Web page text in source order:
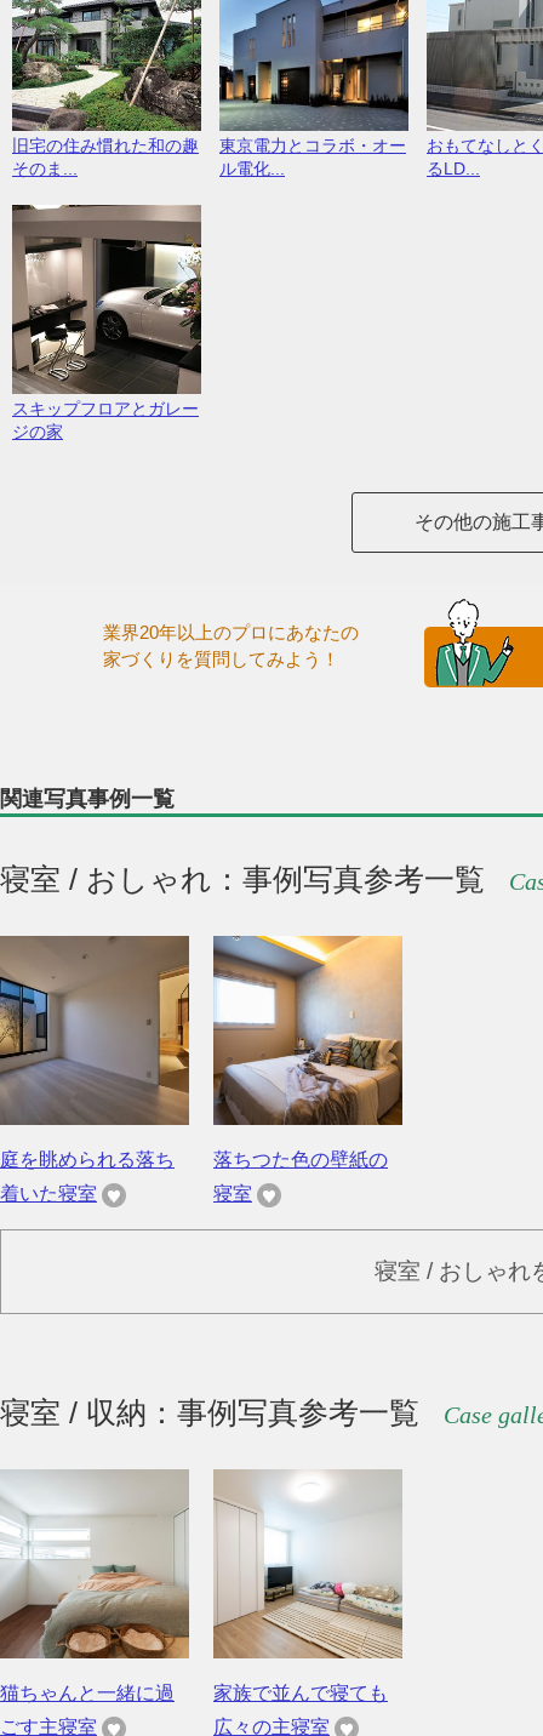
旧宅の住み慣れた和の趣
そのま...
東京電力とコラボ・オー
ル電化...
おもてなしと
るLD...
スキップフロアとガレー
ジの家
その他の施工
業界20年以上のプロにあなたの
家づくりを質問してみよう！
関連写真事例一覧
寝室 / おしゃれ：事例写真参考一覧
庭を眺められる落ち
着いた寝室
落ちつた色の壁紙の
寝室
寝室 / おしゃれ
寝室 / 収納：事例写真参考一覧 Case
猫ちゃんと一緒に過
ごす主寝室
家族で並んで寝ても
広々の主寝室